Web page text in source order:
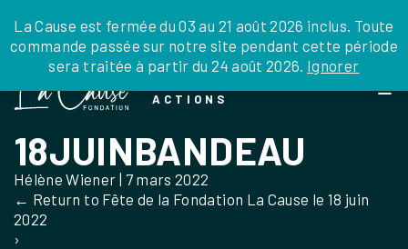
to
the
La Cause est fermée du 03 au 21 août 2026 inclus. Toute
commande passée sur notre site pendant cette période
sera traitée à partir du 24 août 2026. Ignorer
JE DONNE JE PARRAINE NOUS SOUTENIR
DEPUIS LA FRANCE
DEPUIS L’INTERNATIONAL
EN TANT QU’ORGANISATION
LEGS, LIBÉRALITÉS
0 ARTICLE
ACTIONS
18JUINBANDEAU
Hélène Wiener | 7 mars 2022
← Return to Fête de la Fondation La Cause le 18 juin
2022
›